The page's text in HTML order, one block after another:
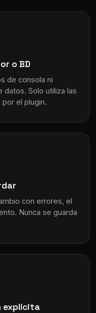
o BD
de consola ni
datos. Solo utiliza las
el plugin.
con errores, el
Nunca se guarda
explícita